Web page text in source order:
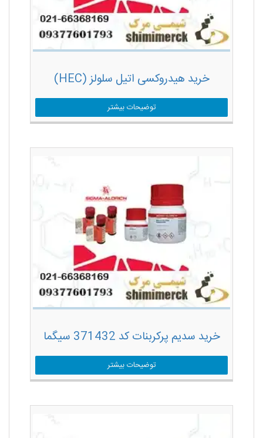
خرید هیدروکسی اتیل سلولز (HEC)
توضیحات بیشتر
خرید سدیم پرکربنات کد 371432 سیگما
توضیحات بیشتر